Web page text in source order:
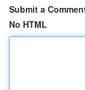
Submit a
No HTML